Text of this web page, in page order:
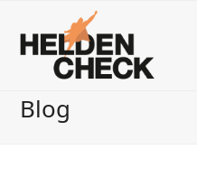
Blog